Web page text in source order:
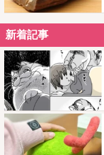
新着記事